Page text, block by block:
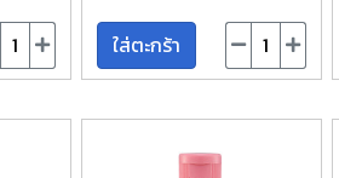
ใส่ตะกร้า